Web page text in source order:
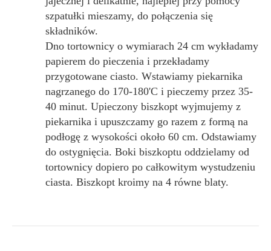
szpatułki mieszamy, do połączenia się
składników.
Dno tortownicy o wymiarach 24 cm wykładamy
papierem do pieczenia i przekładamy
przygotowane ciasto. Wstawiamy piekarnika
nagrzanego do 170-180'C i pieczemy przez 35-
40 minut. Upieczony biszkopt wyjmujemy z
piekarnika i upuszczamy go razem z formą na
podłogę z wysokości około 60 cm. Odstawiamy
do ostygnięcia. Boki biszkoptu oddzielamy od
tortownicy dopiero po całkowitym wystudzeniu
ciasta. Biszkopt kroimy na 4 równe blaty.